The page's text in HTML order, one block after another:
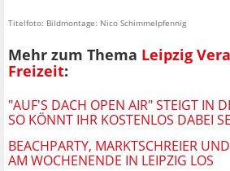
Titelfoto: Bildmontage: Nico Schimmelpfennig
Mehr zum Thema Leipzig
Freizeit:
"AUF'S DACH OPEN AIR" STEIGT IN
SO KÖNNT IHR KOSTENLOS DABEI
BEACHPARTY, MARKTSCHREIER
AM WOCHENENDE IN LEIPZIG LOS